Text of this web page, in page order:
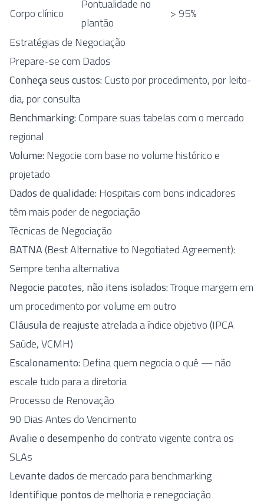
Corpo clínico
Pontualidade no
plantão
> 95%
Estratégias de Negociação
Prepare-se com Dados
Conheça seus custos:Custo por procedimento, por leito-
dia, por consulta
Benchmarking:Compare suas tabelas com o mercado
regional
Volume: Negocie com base no volume histórico e
projetado
Dados de qualidade: Hospitais com bons indicadores
têm mais poder de negociação
Técnicas de Negociação
BATNA(Best Alternative to Negotiated Agreement):
Sempre tenha alternativa
Negocie pacotes, não itens isolados:Troque margem em
um procedimento por volume em outro
Cláusula de reajuste atrelada a índice objetivo (IPCA
Saúde, VCMH)
Escalonamento: Defina quem negocia o quê — não
escale tudo para a diretoria
Processo de Renovação
90 Dias Antes do Vencimento
Avalie o desempenhodo contrato vigente contra os
SLAs
Levante dadosde mercado para benchmarking
Identifique pontosde melhoria e renegociação